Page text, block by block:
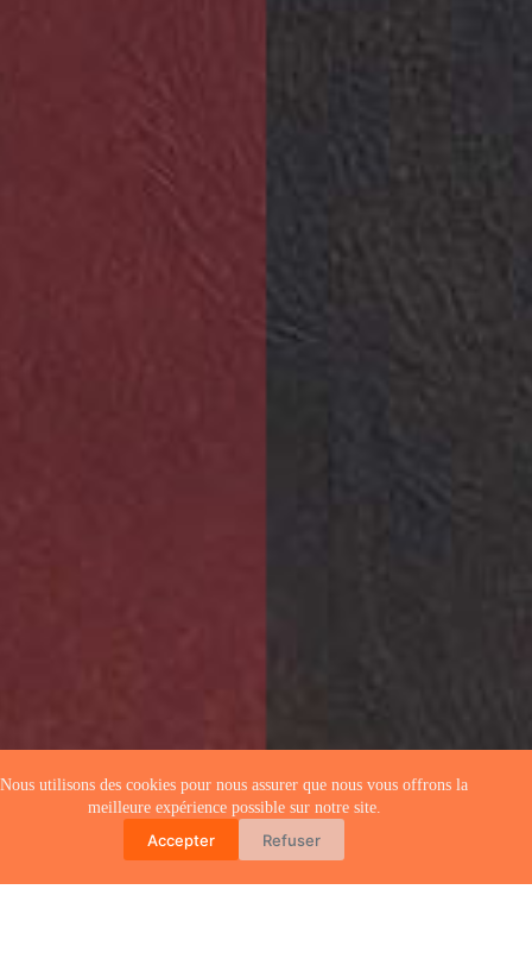
Nous utilisons des cookies pour nous assurer que nous vous offrons la
meilleure expérience possible sur notre site.
Accepter Refuser